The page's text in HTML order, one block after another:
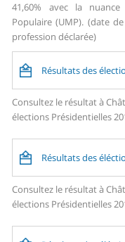
41,60% avec la
Populaire (UMP). (date
profession déclarée)
Résultats des
Consultez le résultat à
élections Présidentielles
Résultats des
Consultez le résultat à
élections Présidentielles